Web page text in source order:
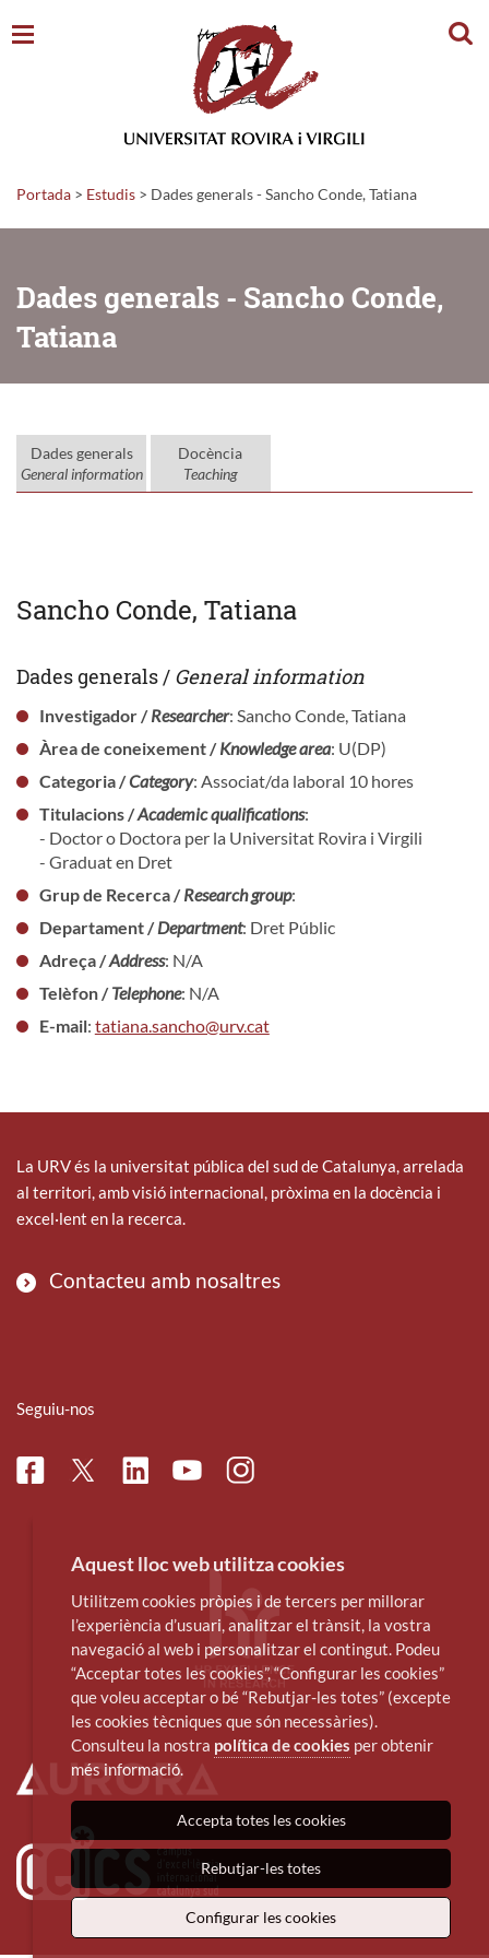
Portada > Estudis > Dades generals - Sancho Conde, Tatiana
Dades generals - Sancho Conde,
Tatiana
Dades generals
General information
Docència
Teaching
Sancho Conde, Tatiana
Dades generals / General information
Investigador /Researcher: Sancho Conde, Tatiana
Àrea de coneixement /Knowledge area: U(DP)
Categoria /Category: Associat/da laboral 10 hores
Titulacions /Academic qualifications:
- Doctor o Doctora per la Universitat Rovira i Virgili
- Graduat en Dret
Grup de Recerca /Research group:
Departament /Department: Dret Públic
Adreça /Address: N/A
Telèfon /Telephone: N/A
E-mail: tatiana.sancho@urv.cat
La URV és la universitat pública del sud de Catalunya, arrelada
al territori, amb visió internacional, pròxima en la docència i
excel·lent en la recerca.
Contacteu amb nosaltres
Seguiu-nos
FacebookTwitterLinkedinYoutubeInstagram
Aquest lloc web utilitza cookies
Utilitzem cookies pròpies i de tercers per millorar
l’experiència d’usuari, analitzar el trànsit, la vostra
navegació al web i personalitzar el contingut. Podeu
“Acceptar totes les cookies”, “Configurar les cookies”
que voleu acceptar o bé “Rebutjar-les totes” (excepte
les cookies tècniques que són necessàries).
Consulteu la nostra política de cookies per obtenir
més informació.
Accepta totes les cookies
Rebutjar-les totes
Configurar les cookies